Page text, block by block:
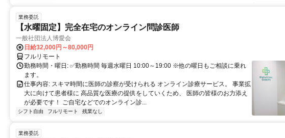
業務委託
【水曜固定】完全在宅のオンライン問診医師
一般社団法人博愛会
日給32,000円～80,000円
フルリモート
勤務時間・曜日: ✅勤務時間 毎週水曜日 10:00～19:00 ※他の曜日もご相談に乗れ
ます。
仕事内容: スキマ時間に医師の診察が受けられる オンライン診療サービス。 事業拡
大に向けて患者様に 高品質な医療の提供をしていくため、 医師の皆様のお力添え
が必要です！ ご自宅などでのオンライン診...
シフト自由 フルリモート 残業なし
業務委託